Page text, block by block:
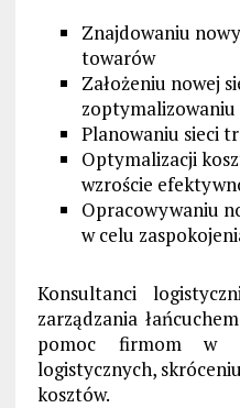
Znajdowaniu
towarów
Założeniu nowej
zoptymalizowaniu
Planowaniu sieci
Optymalizacji
wzroście
Opracowywaniu
w celu
Konsultanci
zarządzania
pomoc firmom w
logistycznych,
kosztów.